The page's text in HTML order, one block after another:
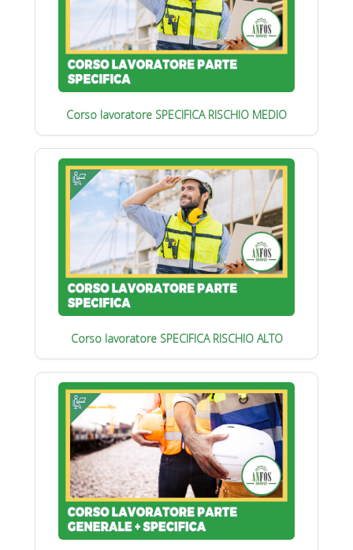
Corso lavoratore SPECIFICA RISCHIO MEDIO
Corso lavoratore SPECIFICA RISCHIO ALTO